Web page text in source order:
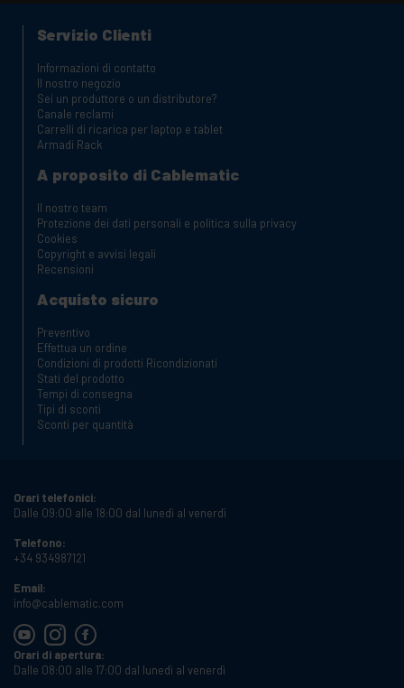
Servizio Clienti
Informazioni di contatto
Il nostro negozio
Sei un produttore o un distributore?
Canale reclami
Carrelli di ricarica per laptop e tablet
Armadi Rack
A proposito di Cablematic
Il nostro team
Protezione dei dati personali e politica sulla privacy
Cookies
Copyright e avvisi legali
Recensioni
Acquisto sicuro
Preventivo
Effettua un ordine
Condizioni di prodotti Ricondizionati
Stati del prodotto
Tempi di consegna
Tipi di sconti
Sconti per quantità
Orari telefonici:
Dalle 09:00 alle 18:00 dal lunedì al venerdì
Telefono:
+34 934987121
Email:
info@cablematic.com
Orari di apertura:
Dalle 08:00 alle 17:00 dal lunedì al venerdì